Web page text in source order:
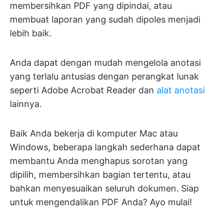
membersihkan PDF yang dipindai, atau
membuat laporan yang sudah dipoles menjadi
lebih baik.
Anda dapat dengan mudah mengelola anotasi
yang terlalu antusias dengan perangkat lunak
seperti Adobe Acrobat Reader dan alat anotasi
lainnya.
Baik Anda bekerja di komputer Mac atau
Windows, beberapa langkah sederhana dapat
membantu Anda menghapus sorotan yang
dipilih, membersihkan bagian tertentu, atau
bahkan menyesuaikan seluruh dokumen. Siap
untuk mengendalikan PDF Anda? Ayo mulai!